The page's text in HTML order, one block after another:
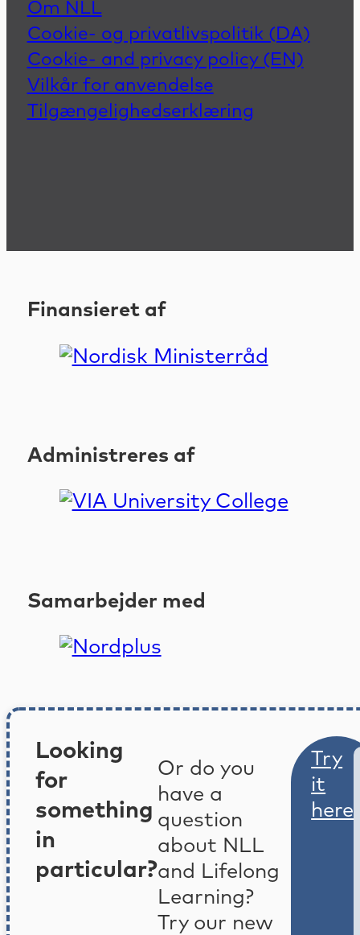
Om NLL
Cookie- og privatlivspolitik (DA)
Cookie- and privacy policy (EN)
Vilkår for anvendelse
Tilgængelighedserklæring
Finansieret af
Administreres af
Samarbejder med
Looking
for
something
in
particular?
Or do you
have a
question
about NLL
and Lifelong
Learning?
Try our new
Try
it
here